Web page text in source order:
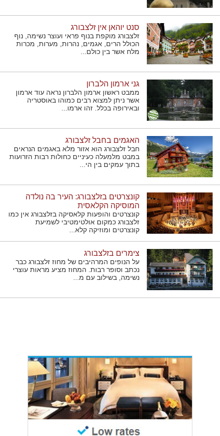
סנט יוהאן אין זלצבורג
זלצבורג מוקפת בנוף פראי ועוצר נשימה, נוף
הכולל הרים, אגמים, נהרות, מערות, מכרות
מלח אשר בין כולם...
גני ארמון הלברון
ממבט ראשון ארמון הלברון נראה עוד ארמון
אשר ניתן למצוא רבים כמוהו באוסטריה
ובאירופה בכלל. זהו ארמו...
האגמים בחבל זלצבורג
חבל זלצבורג הוא אזור מלא באגמים הנראים
במבט מלמעלה כעיניים כחולות רבות הזרועות
בתוך עמקים בין הי...
קונצרטים בזלצבורג: העיר בה נולדה
המוסיקה הקלאסית
קונצרטים והופעות קלאסיקה בזלצבורג אין כמו
זלצבורג כמקום אולטימטיבי לשמיעת
קונצרטים ומוזיקה קלא...
צימרים בזלצבורג
על הנופים המרהיבים של מחוז זלצבורג כבר
נכתב וסופר רבות. המחוז מציע מראות עוצרי
נשימה, בשילוב עם מ...